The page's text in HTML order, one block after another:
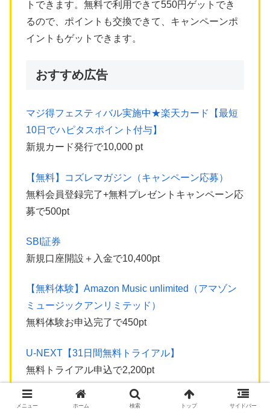
トできます。無料で利用できて550円ゲットでき
るので、ポイントも交換できて、キャンペーンポ
イントもゲットできます。
おすすめ広告
マジ得フェスティバル実施中★楽天カード【最短
10日でハピタスポイント付与】
新規カード発行で10,000 pt
【無料】コズレマガジン（キャンペーン応募）
無料会員登録完了+無料プレゼントキャンペーン応
募で500pt
SBI証券
新規口座開設＋入金で10,400pt
【無料体験】Amazon Music unlimited（アマゾン
ミュージックアンリミテッド）
無料体験お申込完了で450pt
U-NEXT【31日間無料トライアル】
無料トライアル申込で2,200pt
参照：
ハピタスキャンペーン ハピタス紹介キャ
メニュー ホーム 検索 トップ サイドバー